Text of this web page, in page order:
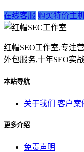
在线客服 购买特价主
红帽SEO工作室,专注
外包服务,十年SEO实
本站导航
关于我们 客户案
更多介绍
免责声明